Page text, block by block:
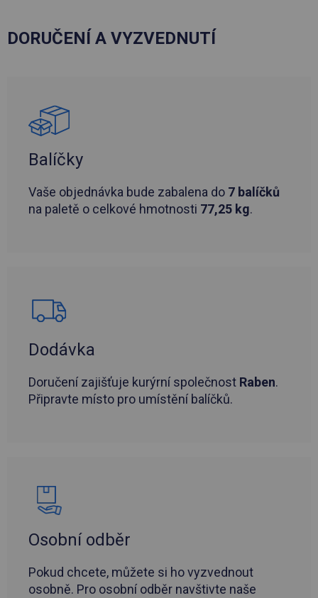
DORUČENÍ A VYZVEDNUTÍ
Balíčky
Vaše objednávka bude zabalena do 7 balíčků
na paletě o celkové hmotnosti 77,25 kg.
Dodávka
Doručení zajišťuje kurýrní společnost Raben.
Připravte místo pro umístění balíčků.
Osobní odběr
Pokud chcete, můžete si ho vyzvednout
osobně. Pro osobní odběr navštivte naše